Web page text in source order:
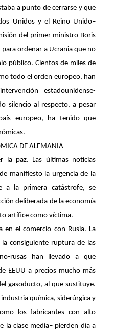
a punto de cerrarse y que
Unidos y el Reino Unido–
del primer ministro Boris
ordenar a Ucrania que no
público. Cientos de miles de
todo el orden europeo, han
estadounidense-
silencio al respecto, a pesar
europeo, ha tenido que
DE ALEMANIA
la paz. Las últimas noticias
manifiesto la urgencia de la
a la primera catástrofe, se
deliberada de la economía
artífice como víctima.
en el comercio con Rusia. La
consiguiente ruptura de las
rusas han llevado a que
EEUU a precios mucho más
gasoducto, al que sustituye.
química, siderúrgica y
los fabricantes con alto
la clase media– pierden día a